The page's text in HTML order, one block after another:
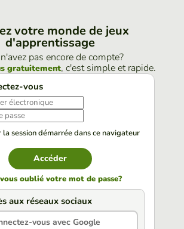
votre monde de jeux
d'apprentissage
pas encore de compte?
gratuitement, c'est simple et rapide.
vous
la session démarrée dans ce navigateur
Accéder
oublié votre mot de passe?
aux réseaux sociaux
vous avec Google